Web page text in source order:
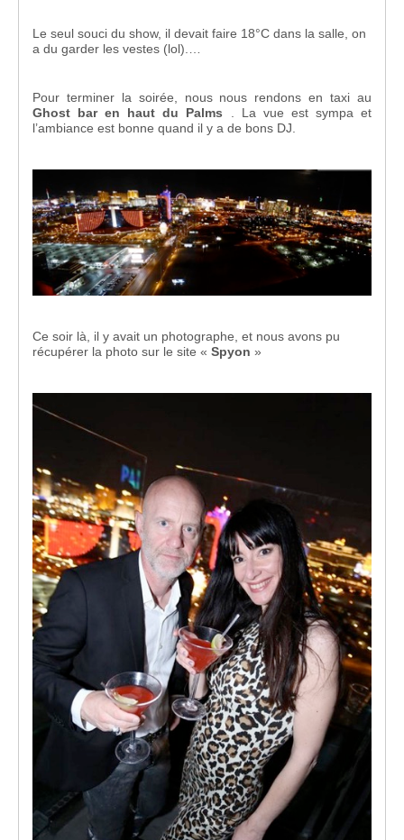
Le seul souci du show, il devait faire 18°C dans la salle, on
a du garder les vestes (lol).…
Pour terminer la soirée, nous nous rendons en taxi au
Ghost bar en haut du Palms . La vue est sympa et
l’ambiance est bonne quand il y a de bons DJ.
Ce soir là, il y avait un photographe, et nous avons pu
récupérer la photo sur le site « Spyon »